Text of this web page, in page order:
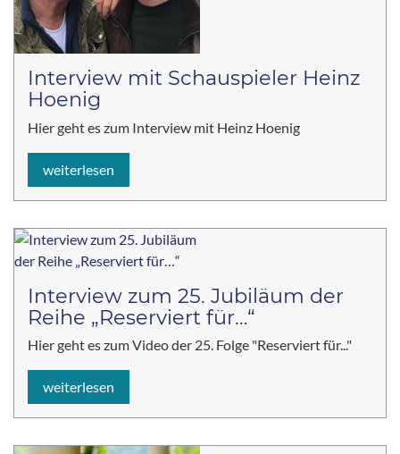
Interview mit Schauspieler Heinz
Hoenig
Hier geht es zum Interview mit Heinz Hoenig
weiterlesen
Interview zum 25. Jubiläum der
Reihe „Reserviert für…“
Hier geht es zum Video der 25. Folge "Reserviert für..."
weiterlesen